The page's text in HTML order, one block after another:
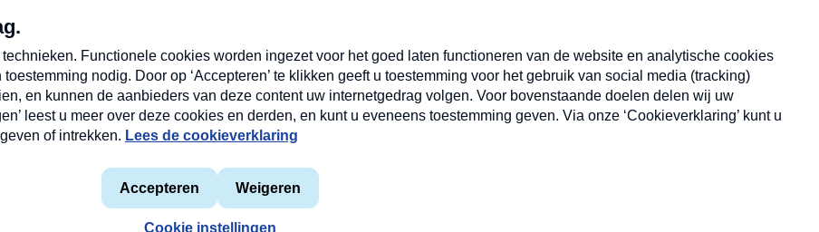
Meldpunt Actueel
Heel Holland Bakt
Privacyverklaring
Cookieverklaring
Nieuwsbrief
Neem hier een gratis abonnement op onze